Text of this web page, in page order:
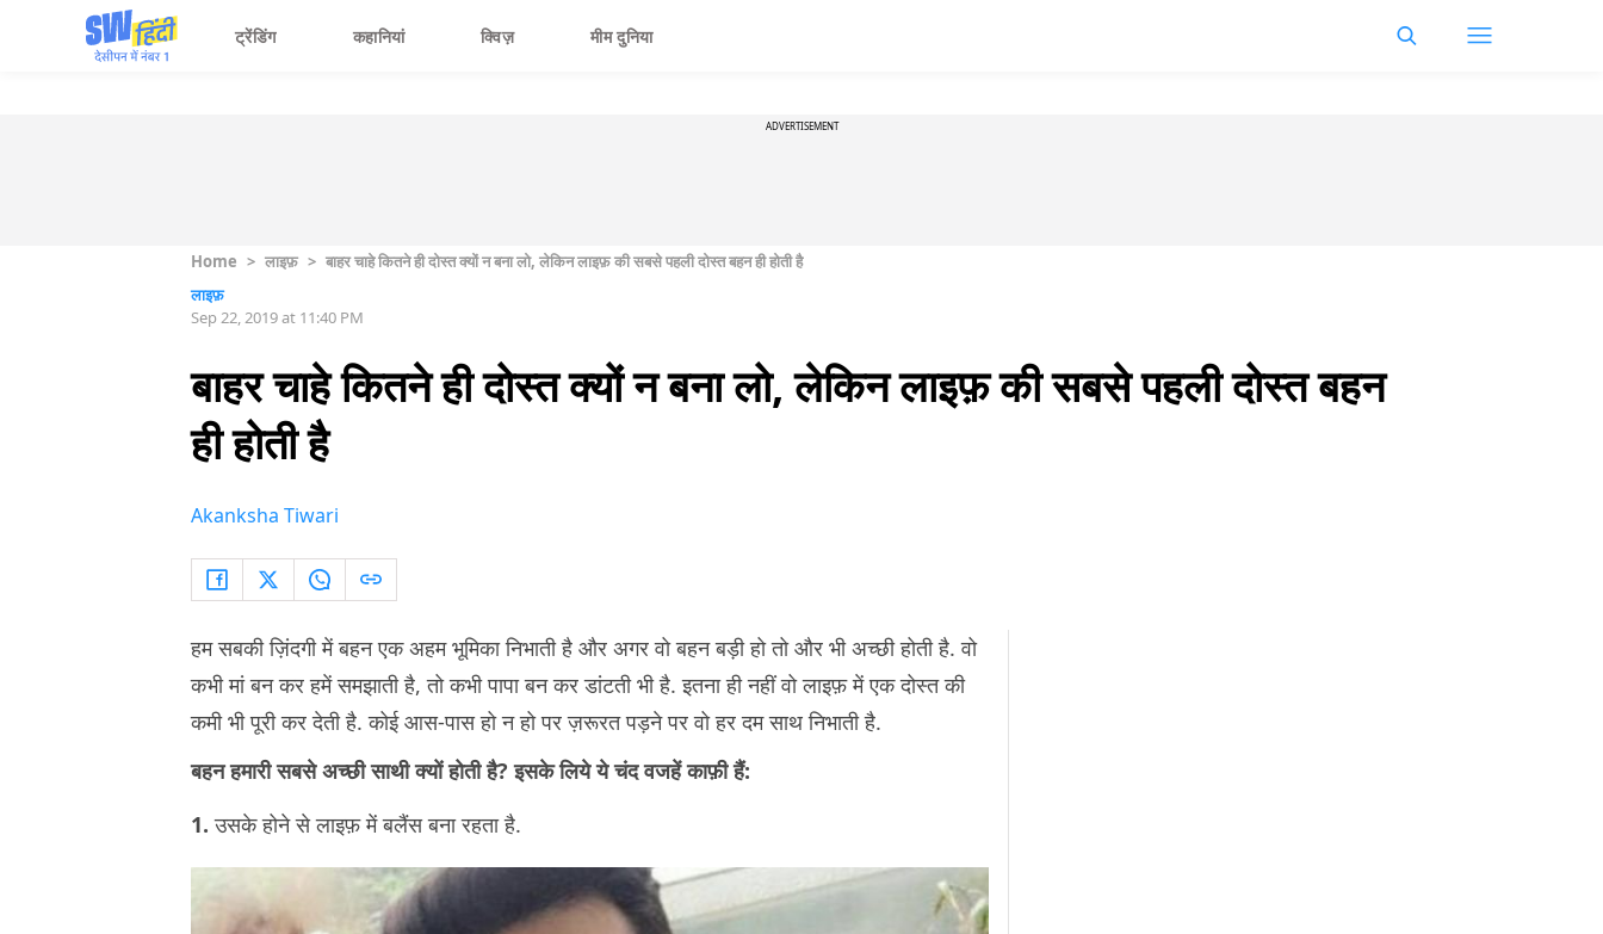
ट्रेंडिंग कहानियां क्विज़ मीम दुनिया
ADVERTISEMENT
Home > लाइफ़ > बाहर चाहे कितने ही दोस्त क्यों न बना लो, लेकिन लाइफ़ की सबसे पहली दोस्त बहन ही होती है
लाइफ़
Sep 22, 2019 at 11:40 PM
बाहर चाहे कितने ही दोस्त क्यों न बना लो, लेकिन लाइफ़ की सबसे पहली दोस्त बहन
ही होती है
Akanksha Tiwari
हम सबकी ज़िंदगी में बहन एक अहम भूमिका निभाती है और अगर वो बहन बड़ी हो तो और भी अच्छी होती है. वो
कभी मां बन कर हमें समझाती है, तो कभी पापा बन कर डांटती भी है. इतना ही नहीं वो लाइफ़ में एक दोस्त की
कमी भी पूरी कर देती है. कोई आस-पास हो न हो पर ज़रूरत पड़ने पर वो हर दम साथ निभाती है.
बहन हमारी सबसे अच्छी साथी क्यों होती है? इसके लिये ये चंद वजहें काफ़ी हैं:
1. उसके होने से लाइफ़ में बलैंस बना रहता है.